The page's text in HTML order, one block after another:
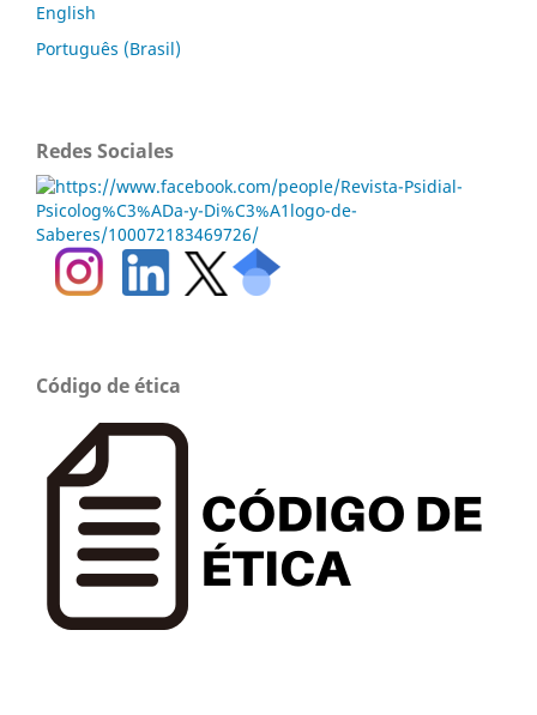
English
Português (Brasil)
Redes Sociales
Código de ética